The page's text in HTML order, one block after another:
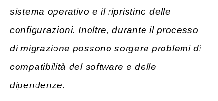
sistema operativo e il ripristino delle
configurazioni. Inoltre, durante il processo
di migrazione possono sorgere problemi di
compatibilità del software e delle
dipendenze.